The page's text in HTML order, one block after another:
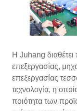
Η Juhang
επεξεργασίας,
επεξεργασίας
τεχνολογία, η
ποιότητα των